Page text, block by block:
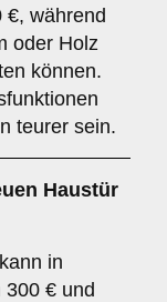
€, während
oder Holz
können.
teurer sein.
Haustür
in
€ und